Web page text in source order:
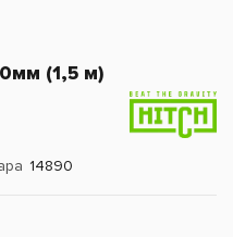
(1,5 м)
14890